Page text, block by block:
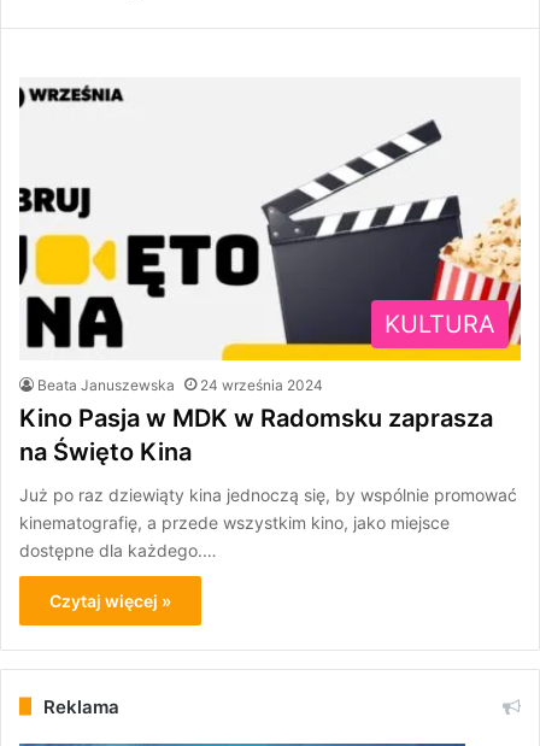
KULTURA
Beata Januszewska 24 września 2024
Kino Pasja w MDK w Radomsku zaprasza
na Święto Kina
Już po raz dziewiąty kina jednoczą się, by wspólnie promować
kinematografię, a przede wszystkim kino, jako miejsce
dostępne dla każdego.…
Czytaj więcej »
Reklama